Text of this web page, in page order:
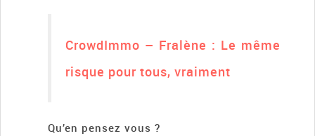
CrowdImmo – Fralène : Le même
risque pour tous, vraiment
Qu’en pensez vous ?